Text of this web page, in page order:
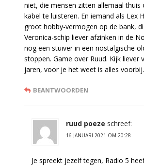
niet, die mensen zitten allemaal thuis
kabel te luisteren. En iemand als Lex
groot hobby-vermogen op de bank,
Veronica-schip liever afzinken in de
nog een stuiver in een nostalgische
stoppen. Game over Ruud. Kijk liever
jaren, voor je het weet is alles voorbij.
BEANTWOORDEN
ruud poeze schreef:
16 JANUARI 2021 OM 20:28
Je spreekt jezelf tegen, Radio 5